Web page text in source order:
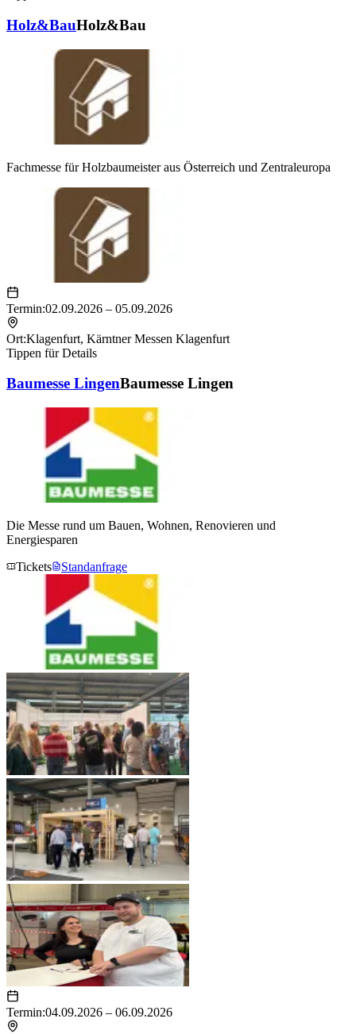
Holz&BauHolz&Bau
Fachmesse für Holzbaumeister aus Österreich und Zentraleuropa
Termin:02.09.2026 – 05.09.2026
Ort:Klagenfurt, Kärntner Messen Klagenfurt
Tippen für Details
Baumesse LingenBaumesse Lingen
Die Messe rund um Bauen, Wohnen, Renovieren und
Energiesparen
Tickets
Standanfrage
Termin:04.09.2026 – 06.09.2026